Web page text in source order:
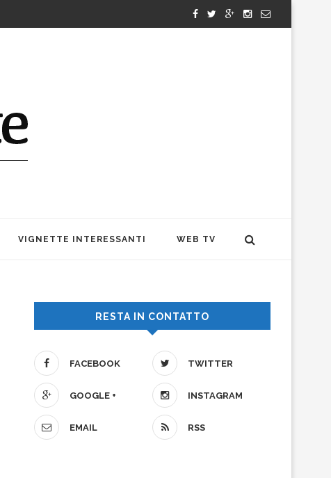
VIGNETTE INTERESSANTI WEB TV
RESTA IN CONTATTO
FACEBOOK TWITTER
GOOGLE + INSTAGRAM
EMAIL RSS